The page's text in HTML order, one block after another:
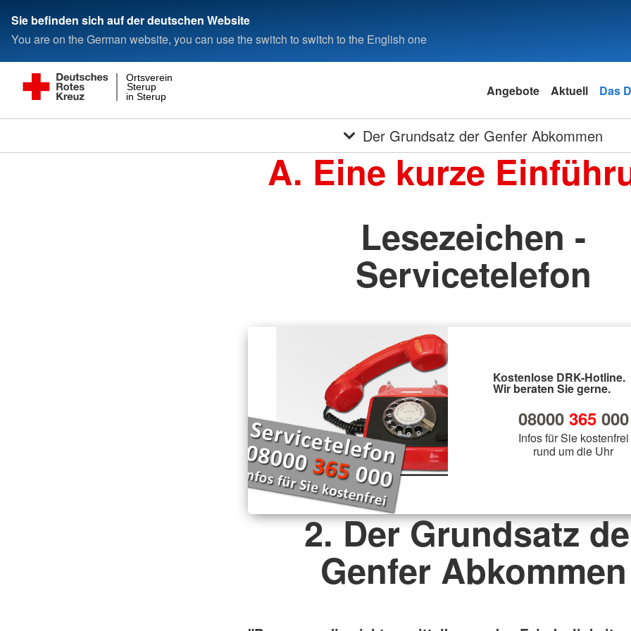
Sie befinden sich auf der deutschen Website
You are on the German website, you can use the switch to switch to the English one
in Sterup
Sterup
Ortsverein
Angebote Aktuell Das
Der Grundsatz der Genfer Abkommen
A. Eine kurze
Lesezeichen -
Servicetelefon
Kostenlose DRK-Hotline.
Wir beraten Sie gerne.
08000 365000
Infos für Sie kostenfrei
rund um die Uhr
2. Der Grundsatz
Genfer Abkommen